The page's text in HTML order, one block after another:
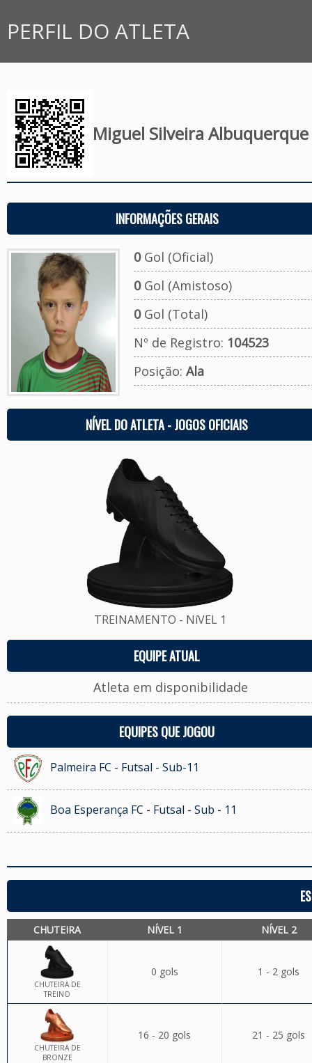
PERFIL DO ATLETA
Miguel Silveira Albuquerque
INFORMAÇÕES GERAIS
0Gol (Oficial)
0Gol (Amistoso)
0Gol (Total)
Nº de Registro: 104523
Posição: Ala
NÍVEL DO ATLETA - JOGOS OFICIAIS
TREINAMENTO - NíVEL 1
EQUIPE ATUAL
Atleta em disponibilidade
EQUIPES QUE JOGOU
Palmeira FC - Futsal - Sub-11
Boa Esperança FC - Futsal - Sub - 11
CHUTEIRA NÍVEL 1 NÍVEL 2
CHUTEIRA DE
TREINO
0 gols 1 - 2 gols
CHUTEIRA DE
BRONZE
16 - 20 gols 21 - 25 gols